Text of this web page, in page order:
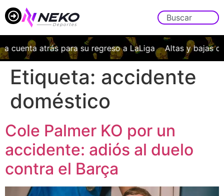
cuenta atrás para su regreso a LaLiga Altas y bajas
Etiqueta: accidente
doméstico
Cole Palmer KO por un
accidente: adiós al duelo
contra el Barça